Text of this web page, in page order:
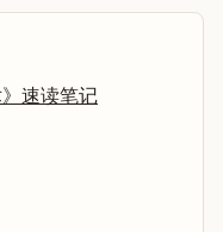
》速读笔记